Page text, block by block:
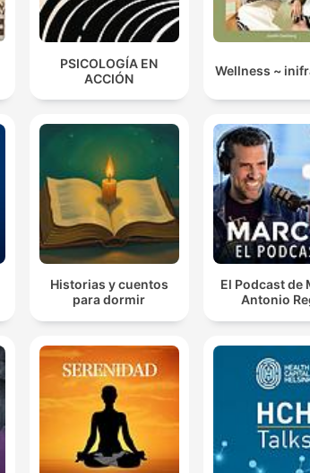
PSICOLOGÍA EN
ACCIÓN
Wellness ~
Historias y cuentos
para dormir
El Podcast de
Antonio